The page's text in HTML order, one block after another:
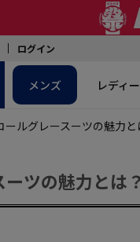
ログイン
メンズ レディ
ールグレースーツの魅力
ツの魅力とは